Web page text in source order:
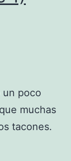
un poco
muchas
tacones.